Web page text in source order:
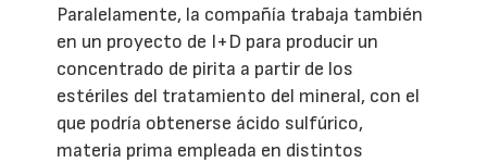
Paralelamente, la compañía trabaja también
en un proyecto de I+D para producir un
concentrado de pirita a partir de los
estériles del tratamiento del mineral, con el
que podría obtenerse ácido sulfúrico,
materia prima empleada en distintos